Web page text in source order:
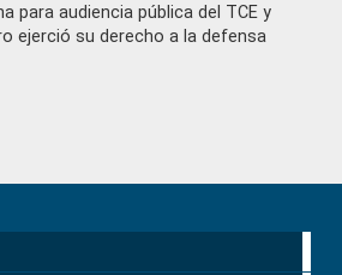
para audiencia pública del TCE y
ejerció su derecho a la defensa